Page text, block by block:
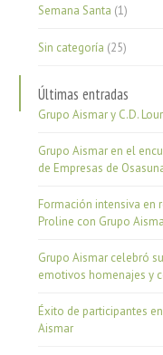
Semana Santa (1)
Sin categoría (25)
Últimas entradas
Grupo Aismar y C.D.
Grupo Aismar en el
de Empresas de
Formación intensiva en
Proline con Grupo
Grupo Aismar celebró
emotivos homenajes y
Éxito de participantes
Aismar